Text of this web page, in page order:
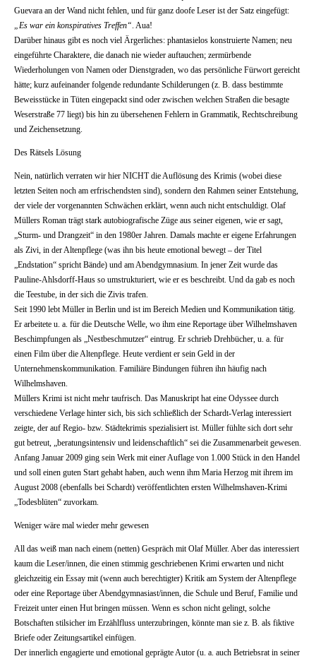
Guevara an der Wand nicht fehlen, und für ganz doofe Leser ist der Satz eingefügt:
„Es war ein konspiratives Treffen“ . Aua!
Darüber hinaus gibt es noch viel Ärgerliches: phantasielos konstruierte Namen; neu
eingeführte Charaktere, die danach nie wieder auftauchen; zermürbende
Wiederholungen von Namen oder Dienstgraden, wo das persönliche Fürwort gereicht
hätte; kurz aufeinander folgende redundante Schilderungen (z. B. dass bestimmte
Beweisstücke in Tüten eingepackt sind oder zwischen welchen Straßen die besagte
Weserstraße 77 liegt) bis hin zu übersehenen Fehlern in Grammatik, Rechtschreibung
und Zeichensetzung.
Des Rätsels Lösung
Nein, natürlich verraten wir hier NICHT die Auflösung des Krimis (wobei diese
letzten Seiten noch am erfrischendsten sind), sondern den Rahmen seiner Entstehung,
der viele der vorgenannten Schwächen erklärt, wenn auch nicht entschuldigt. Olaf
Müllers Roman trägt stark autobiografische Züge aus seiner eigenen, wie er sagt,
„Sturm- und Drangzeit“ in den 1980er Jahren. Damals machte er eigene Erfahrungen
als Zivi, in der Altenpflege (was ihn bis heute emotional bewegt – der Titel
„Endstation“ spricht Bände) und am Abendgymnasium. In jener Zeit wurde das
Pauline-Ahlsdorff-Haus so umstrukturiert, wie er es beschreibt. Und da gab es noch
die Teestube, in der sich die Zivis trafen.
Seit 1990 lebt Müller in Berlin und ist im Bereich Medien und Kommunikation tätig.
Er arbeitete u. a. für die Deutsche Welle, wo ihm eine Reportage über Wilhelmshaven
Beschimpfungen als „Nestbeschmutzer“ eintrug. Er schrieb Drehbücher, u. a. für
einen Film über die Altenpflege. Heute verdient er sein Geld in der
Unternehmenskommunikation. Familiäre Bindungen führen ihn häufig nach
Wilhelmshaven.
Müllers Krimi ist nicht mehr taufrisch. Das Manuskript hat eine Odyssee durch
verschiedene Verlage hinter sich, bis sich schließlich der Schardt-Verlag interessiert
zeigte, der auf Regio- bzw. Städtekrimis spezialisiert ist. Müller fühlte sich dort sehr
gut betreut, „beratungsintensiv und leidenschaftlich“ sei die Zusammenarbeit gewesen.
Anfang Januar 2009 ging sein Werk mit einer Auflage von 1.000 Stück in den Handel
und soll einen guten Start gehabt haben, auch wenn ihm Maria Herzog mit ihrem im
August 2008 (ebenfalls bei Schardt) veröffentlichten ersten Wilhelmshaven-Krimi
„Todesblüten“ zuvorkam.
Weniger wäre mal wieder mehr gewesen
All das weiß man nach einem (netten) Gespräch mit Olaf Müller. Aber das interessiert
kaum die Leser/innen, die einen stimmig geschriebenen Krimi erwarten und nicht
gleichzeitig ein Essay mit (wenn auch berechtigter) Kritik am System der Altenpflege
oder eine Reportage über Abendgymnasiast/innen, die Schule und Beruf, Familie und
Freizeit unter einen Hut bringen müssen. Wenn es schon nicht gelingt, solche
Botschaften stilsicher im Erzählfluss unterzubringen, könnte man sie z. B. als fiktive
Briefe oder Zeitungsartikel einfügen.
Der innerlich engagierte und emotional geprägte Autor (u. a. auch Betriebsrat in seiner